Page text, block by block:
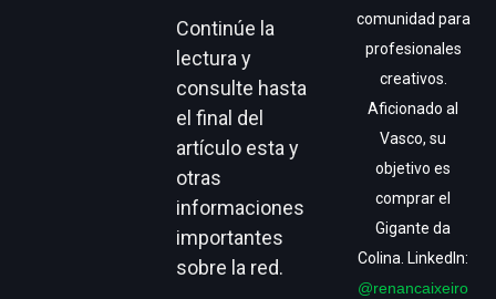
Continúe la
lectura y
consulte hasta
el final del
artículo esta y
otras
informaciones
importantes
sobre la red.
comunidad para
profesionales
creativos.
Aficionado al
Vasco, su
objetivo es
comprar el
Gigante da
Colina. LinkedIn:
@renancaixeiro